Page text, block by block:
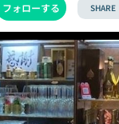
フォローする SHARE